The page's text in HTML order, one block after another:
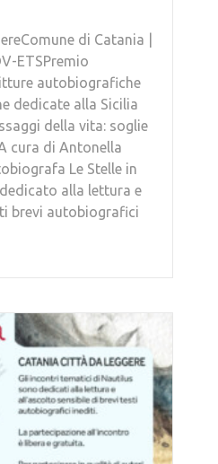
di Catania |
ETSPremio
autobiografiche
dedicate alla Sicilia
della vita: soglie
cura di Antonella
Le Stelle in
alla lettura e
brevi autobiografici